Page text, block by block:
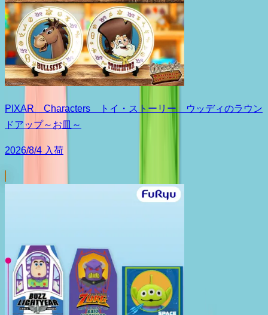
PIXAR Characters トイ・ストーリー ウッディのラウン
ドアップ～お皿～
2026/8/4 入荷